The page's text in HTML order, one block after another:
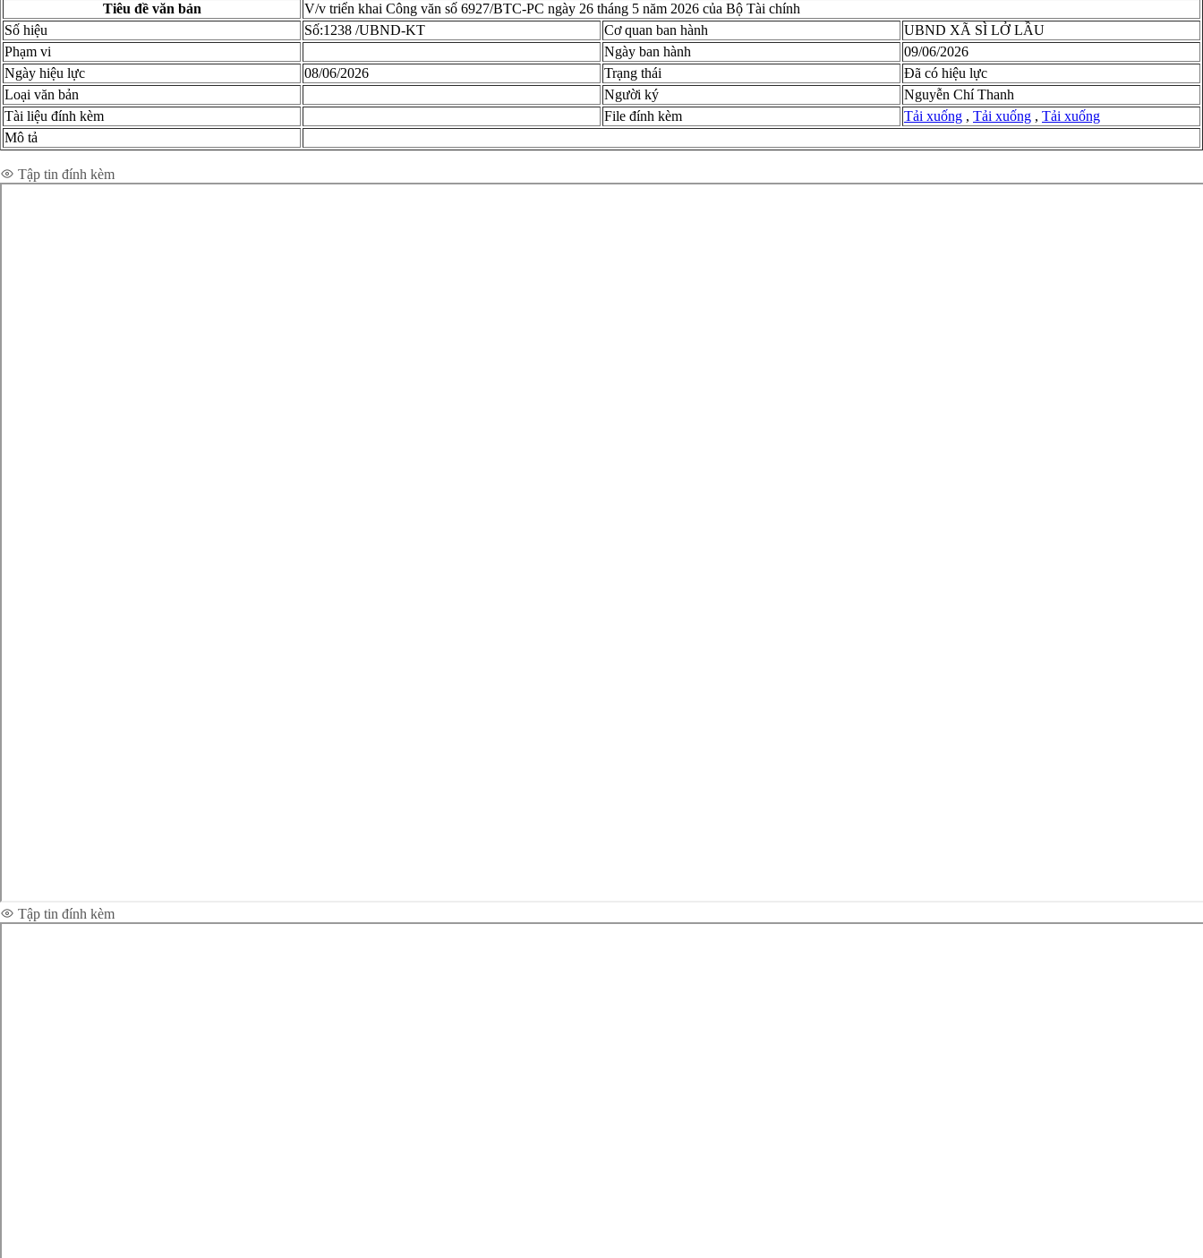
Tiêu đề văn bản
V/v triển khai Công văn số 6927/BTC-PC ngày 26 tháng 5 năm 2026 của Bộ Tài chính
Số hiệu
Số:1238 /UBND-KT Cơ quan ban hành
UBND XÃ SÌ LỞ LẦU
Phạm vi
Ngày ban hành
09/06/2026
Ngày hiệu lực
08/06/2026 Trạng thái
Đã có hiệu lực
Loại văn bản
Người ký
Nguyễn Chí Thanh
Tài liệu đính kèm
File đính kèm Tải xuống , Tải xuống , Tải xuống
Mô tả
Tập tin đính kèm
Tập tin đính kèm